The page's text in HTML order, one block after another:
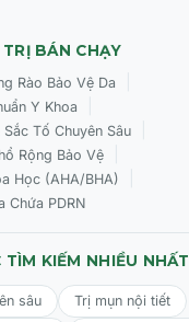
BÁN CHẠY
Rào Bảo Vệ Da
Y Khoa
Tố Chuyên Sâu
Rộng Bảo Vệ
Học (AHA/BHA)
Chứa PDRN
KIẾM NHIỀU NHẤT
sâu
Trị mụn nội tiết